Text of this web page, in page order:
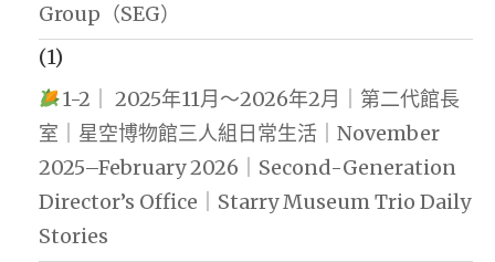
Group（SEG）
(1)
1-2｜ 2025年11月～2026年2月｜第二代館長
室｜星空博物館三人組日常生活｜November
2025–February 2026｜Second-Generation
Director’s Office｜Starry Museum Trio Daily
Stories